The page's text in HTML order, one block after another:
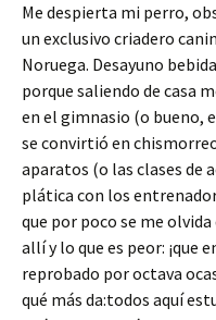
Me despierta mi perro,
un exclusivo criadero
Noruega. Desayuno
porque saliendo de casa
en el gimnasio (o bueno,
se convirtió en
aparatos (o las clases de
plática con los
que por poco se me
allí y lo que es peor: ¡que
reprobado por octava
qué más da:todos aquí